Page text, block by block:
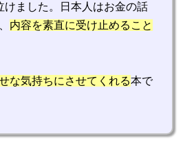
ました。日本人はお金の話
内容を素直に受け止めること
な気持ちにさせてくれる本で